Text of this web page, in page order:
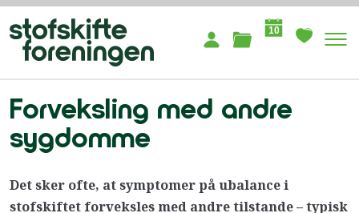
10
Forveksling med andre
sygdomme
Det sker ofte, at symptomer på ubalance i
stofskiftet forveksles med andre tilstande – typisk